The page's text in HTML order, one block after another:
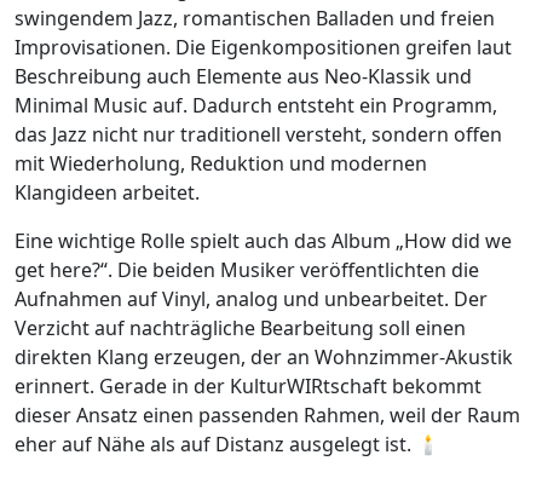
swingendem Jazz, romantischen Balladen und freien
Improvisationen. Die Eigenkompositionen greifen laut
Beschreibung auch Elemente aus Neo-Klassik und
Minimal Music auf. Dadurch entsteht ein Programm,
das Jazz nicht nur traditionell versteht, sondern offen
mit Wiederholung, Reduktion und modernen
Klangideen arbeitet.
Eine wichtige Rolle spielt auch das Album „How did we
get here?“. Die beiden Musiker veröffentlichten die
Aufnahmen auf Vinyl, analog und unbearbeitet. Der
Verzicht auf nachträgliche Bearbeitung soll einen
direkten Klang erzeugen, der an Wohnzimmer-Akustik
erinnert. Gerade in der KulturWIRtschaft bekommt
dieser Ansatz einen passenden Rahmen, weil der Raum
eher auf Nähe als auf Distanz ausgelegt ist. 🕯️